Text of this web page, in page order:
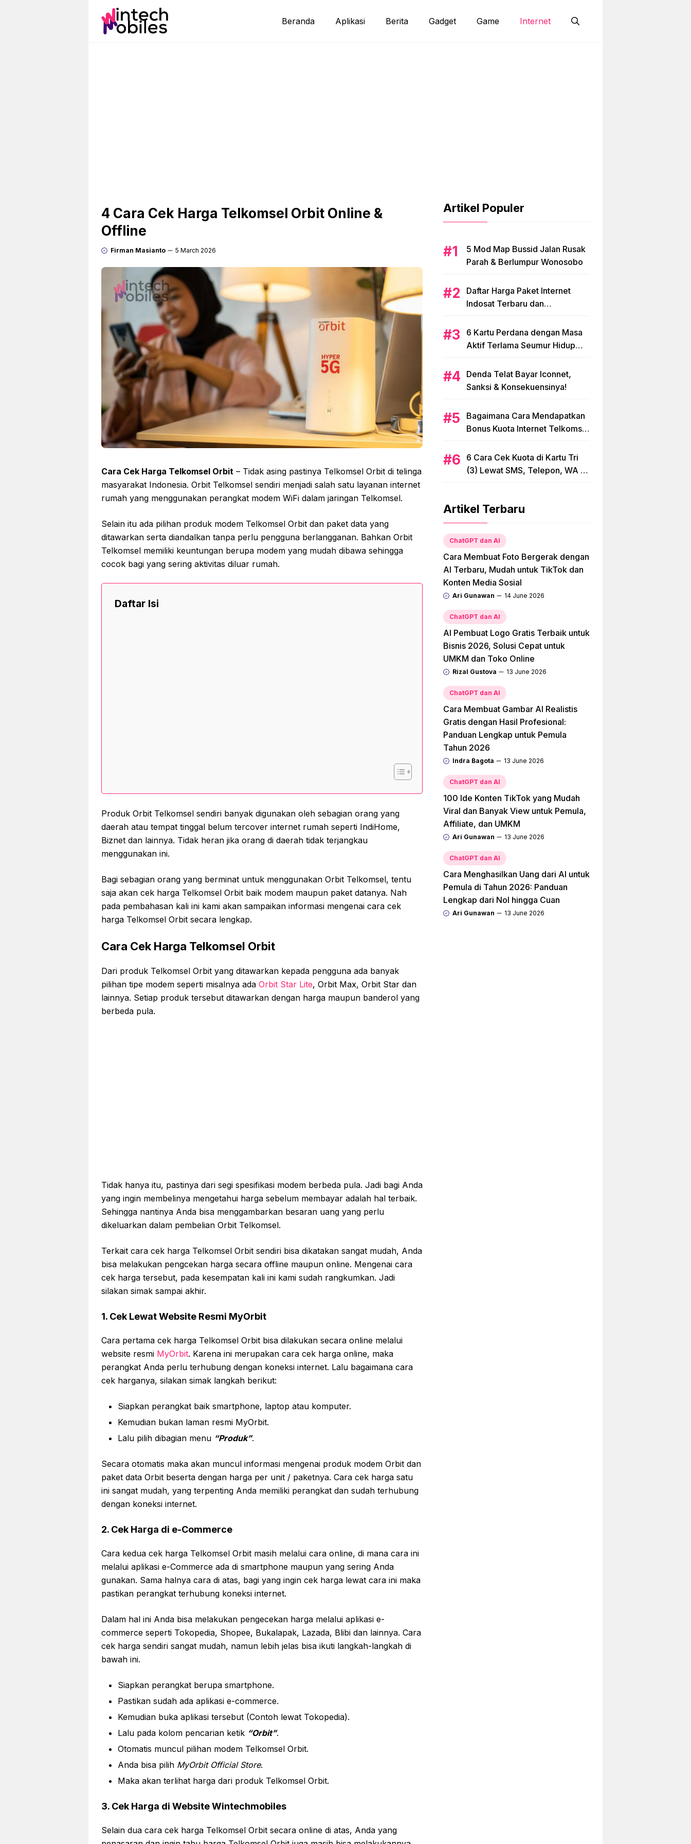
Beranda Aplikasi Berita Gadget Game Internet
4 Cara Cek Harga Telkomsel Orbit Online &
Offline
Firman Masianto 5 March 2026
Cara Cek Harga Telkomsel Orbit – Tidak asing pastinya Telkomsel Orbit di telinga
masyarakat Indonesia. Orbit Telkomsel sendiri menjadi salah satu layanan internet
rumah yang menggunakan perangkat modem WiFi dalam jaringan Telkomsel.
Selain itu ada pilihan produk modem Telkomsel Orbit dan paket data yang
ditawarkan serta diandalkan tanpa perlu pengguna berlangganan. Bahkan Orbit
Telkomsel memiliki keuntungan berupa modem yang mudah dibawa sehingga
cocok bagi yang sering aktivitas diluar rumah.
Daftar Isi
Produk Orbit Telkomsel sendiri banyak digunakan oleh sebagian orang yang
daerah atau tempat tinggal belum tercover internet rumah seperti IndiHome,
Biznet dan lainnya. Tidak heran jika orang di daerah tidak terjangkau
menggunakan ini.
Bagi sebagian orang yang berminat untuk menggunakan Orbit Telkomsel, tentu
saja akan cek harga Telkomsel Orbit baik modem maupun paket datanya. Nah
pada pembahasan kali ini kami akan sampaikan informasi mengenai cara cek
harga Telkomsel Orbit secara lengkap.
Cara Cek Harga Telkomsel Orbit
Dari produk Telkomsel Orbit yang ditawarkan kepada pengguna ada banyak
pilihan tipe modem seperti misalnya ada Orbit Star Lite, Orbit Max, Orbit Star dan
lainnya. Setiap produk tersebut ditawarkan dengan harga maupun banderol yang
berbeda pula.
Tidak hanya itu, pastinya dari segi spesifikasi modem berbeda pula. Jadi bagi Anda
yang ingin membelinya mengetahui harga sebelum membayar adalah hal terbaik.
Sehingga nantinya Anda bisa menggambarkan besaran uang yang perlu
dikeluarkan dalam pembelian Orbit Telkomsel.
Terkait cara cek harga Telkomsel Orbit sendiri bisa dikatakan sangat mudah, Anda
bisa melakukan pengcekan harga secara offline maupun online. Mengenai cara
cek harga tersebut, pada kesempatan kali ini kami sudah rangkumkan. Jadi
silakan simak sampai akhir.
1. Cek Lewat Website Resmi MyOrbit
Cara pertama cek harga Telkomsel Orbit bisa dilakukan secara online melalui
website resmi MyOrbit. Karena ini merupakan cara cek harga online, maka
perangkat Anda perlu terhubung dengan koneksi internet. Lalu bagaimana cara
cek harganya, silakan simak langkah berikut:
Siapkan perangkat baik smartphone, laptop atau komputer.
Kemudian bukan laman resmi MyOrbit.
Lalu pilih dibagian menu “Produk”.
Secara otomatis maka akan muncul informasi mengenai produk modem Orbit dan
paket data Orbit beserta dengan harga per unit / paketnya. Cara cek harga satu
ini sangat mudah, yang terpenting Anda memiliki perangkat dan sudah terhubung
dengan koneksi internet.
2. Cek Harga di e-Commerce
Cara kedua cek harga Telkomsel Orbit masih melalui cara online, di mana cara ini
melalui aplikasi e-Commerce ada di smartphone maupun yang sering Anda
gunakan. Sama halnya cara di atas, bagi yang ingin cek harga lewat cara ini maka
pastikan perangkat terhubung koneksi internet.
Dalam hal ini Anda bisa melakukan pengecekan harga melalui aplikasi e-
commerce seperti Tokopedia, Shopee, Bukalapak, Lazada, Blibi dan lainnya. Cara
cek harga sendiri sangat mudah, namun lebih jelas bisa ikuti langkah-langkah di
bawah ini.
Siapkan perangkat berupa smartphone.
Pastikan sudah ada aplikasi e-commerce.
Kemudian buka aplikasi tersebut (Contoh lewat Tokopedia).
Lalu pada kolom pencarian ketik “Orbit”.
Otomatis muncul pilihan modem Telkomsel Orbit.
Anda bisa pilih MyOrbit Official Store.
Maka akan terlihat harga dari produk Telkomsel Orbit.
3. Cek Harga di Website Wintechmobiles
Selain dua cara cek harga Telkomsel Orbit secara online di atas, Anda yang
Artikel Populer
5 Mod Map Bussid Jalan Rusak
Parah & Berlumpur Wonosobo
Daftar Harga Paket Internet
Indosat Terbaru dan
6 Kartu Perdana dengan Masa
Aktif Terlama Seumur Hidup
Denda Telat Bayar Iconnet,
Sanksi & Konsekuensinya!
Bagaimana Cara Mendapatkan
Bonus Kuota Internet Telkomsel
6 Cara Cek Kuota di Kartu Tri
(3) Lewat SMS, Telepon, WA &
Artikel Terbaru
ChatGPT dan AI
Cara Membuat Foto Bergerak dengan
AI Terbaru, Mudah untuk TikTok dan
Konten Media Sosial
Ari Gunawan 14 June 2026
ChatGPT dan AI
AI Pembuat Logo Gratis Terbaik untuk
Bisnis 2026, Solusi Cepat untuk
UMKM dan Toko Online
Rizal Gustova 13 June 2026
ChatGPT dan AI
Cara Membuat Gambar AI Realistis
Gratis dengan Hasil Profesional:
Panduan Lengkap untuk Pemula
Tahun 2026
Indra Bagota 13 June 2026
ChatGPT dan AI
100 Ide Konten TikTok yang Mudah
Viral dan Banyak View untuk Pemula,
Affiliate, dan UMKM
Ari Gunawan 13 June 2026
ChatGPT dan AI
Cara Menghasilkan Uang dari AI untuk
Pemula di Tahun 2026: Panduan
Lengkap dari Nol hingga Cuan
Ari Gunawan 13 June 2026